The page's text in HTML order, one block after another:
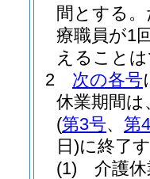
間とする。
療職員が1
えること
2
次の各号
休業期間は
(第3号、 第
日)に終了
(1)
介護